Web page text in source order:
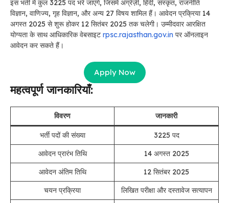
इस भर्ती में कुल 3225 पद भरे जाएंगे, जिसमें अंग्रेज़ी, हिंदी, संस्कृत, राजनीति
विज्ञान, वाणिज्य, गृह विज्ञान, और अन्य 27 विषय शामिल हैं। आवेदन प्रक्रिया 14
अगस्त 2025 से शुरू होकर 12 सितंबर 2025 तक चलेगी। उम्मीदवार आरक्षित
योग्यता के साथ आधिकारिक वेबसाइट rpsc.rajasthan.gov.in पर ऑनलाइन
आवेदन कर सकते हैं।
Apply Now
महत्वपूर्ण जानकारियाँ:
विवरण जानकारी
भर्ती पदों की संख्या
3225 पद
आवेदन प्रारंभ तिथि
14 अगस्त 2025
आवेदन अंतिम तिथि
12 सितंबर 2025
चयन प्रक्रिया
लिखित परीक्षा और दस्तावेज सत्यापन